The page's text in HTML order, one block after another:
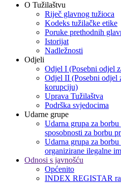
O Tužilaštvu
Riječ glavnog tužioca
Kodeks tužilačke etike
Poruke prethodnih
Istorijat
Nadležnosti
Odjeli
Odjel I (Posebni odjel
Odjel II (Posebni odjel
korupciju)
Uprava Tužilaštva
Podrška svjedocima
Udarne grupe
Udarna grupa za
sposobnosti za borbu
Udarna grupa za
organizirane ilegalne
Odnosi s javnošću
Općenito
INDEX REGISTAR